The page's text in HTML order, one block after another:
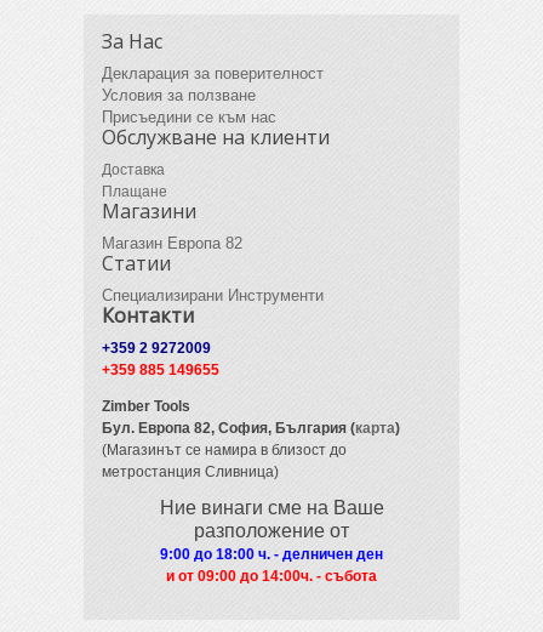
За Нас
Декларация за поверителност
Условия за ползване
Присъедини се към нас
Обслужване на клиенти
Доставка
Плащане
Магазини
Магазин Европа 82
Статии
Специализирани Инструменти
Контакти
+359 2 9272009
+359 885 149655
Zimber Tools
Бул. Европа 82, София, България (карта)
(Магазинът се намира в близост до
метростанция Сливница)
Ние винаги сме на Ваше
разположение от
9:00 до 18:00 ч. - делничен ден
и от 09:00 до 14:00ч. - събота